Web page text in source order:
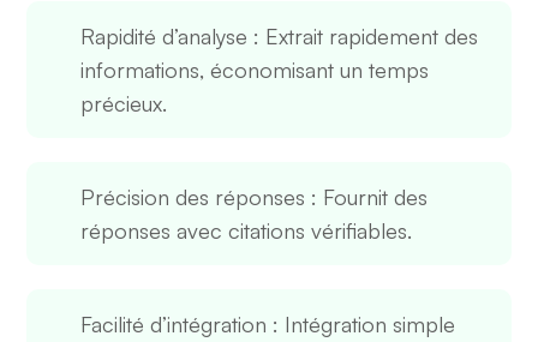
Rapidité d’analyse : Extrait rapidement des
informations, économisant un temps
précieux.
Précision des réponses : Fournit des
réponses avec citations vérifiables.
Facilité d’intégration : Intégration simple